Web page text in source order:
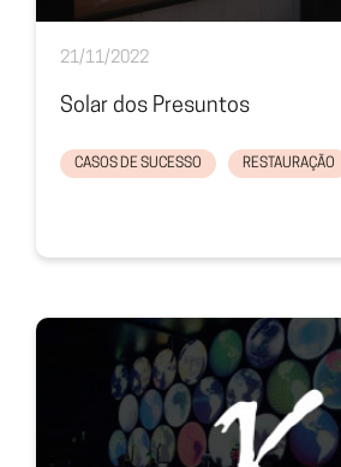
21/11/2022
Solar dos Presuntos
CASOS DE SUCESSO RESTAURAÇÃO